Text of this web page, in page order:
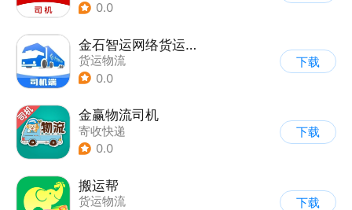
0.0
金石智运网络货运平台
货运物流
0.0
下载
金赢物流司机
寄收快递
0.0
下载
搬运帮
货运物流
下载